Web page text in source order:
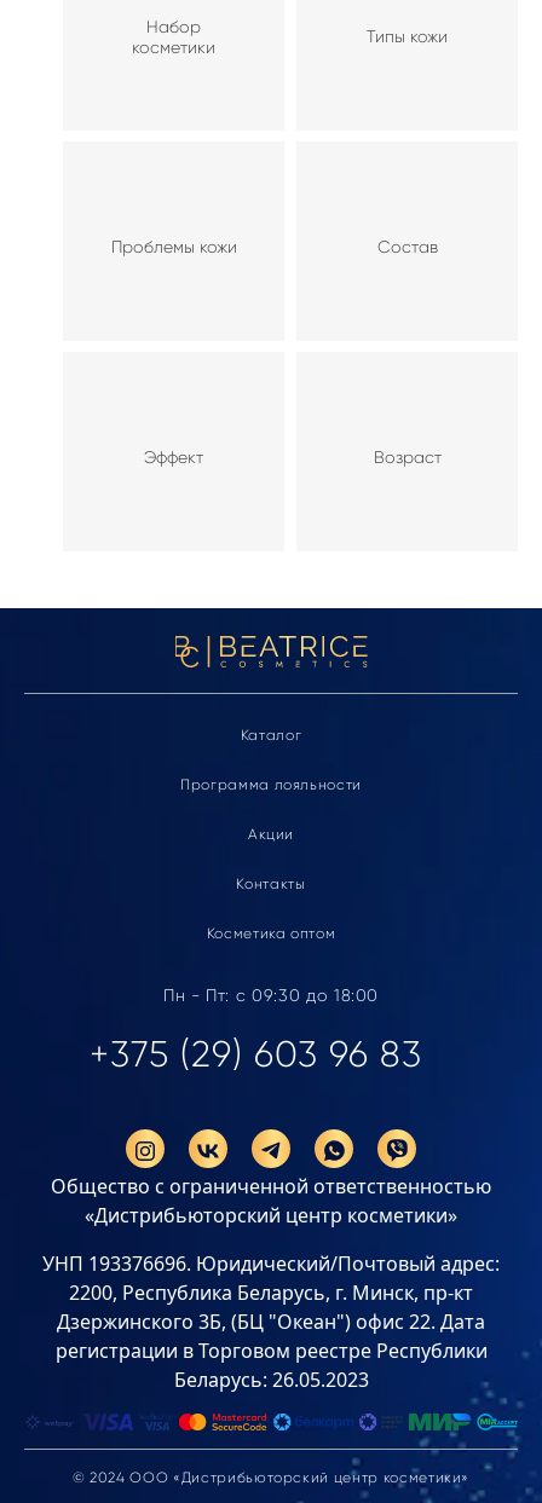
Набор
косметики
Типы кожи
Проблемы кожи Состав
Эффект Возраст
Каталог
Программа лояльности
Акции
Контакты
Косметика оптом
Пн - Пт: с 09:30 до 18:00
+375 (29) 603 96 83
Общество с ограниченной ответственностью
«Дистрибьюторский центр косметики»
УНП 193376696. Юридический/Почтовый адрес:
2200, Республика Беларусь, г. Минск, пр-кт
Дзержинского 3Б, (БЦ "Океан") офис 22. Дата
регистрации в Торговом реестре Республики
Беларусь: 26.05.2023
© 2024 ООО «Дистрибьюторский центр косметики»